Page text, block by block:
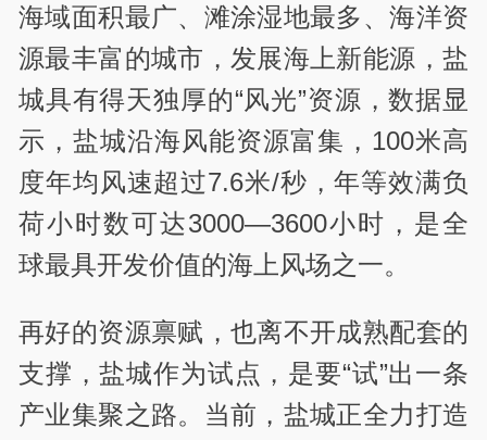
海域面积最广、滩涂湿地最多、海洋资
源最丰富的城市，发展海上新能源，盐
城具有得天独厚的“风光”资源，数据显
示，盐城沿海风能资源富集，100米高
度年均风速超过7.6米/秒，年等效满负
荷小时数可达3000—3600小时，是全
球最具开发价值的海上风场之一。
再好的资源禀赋，也离不开成熟配套的
支撑，盐城作为试点，是要“试”出一条
产业集聚之路。当前，盐城正全力打造